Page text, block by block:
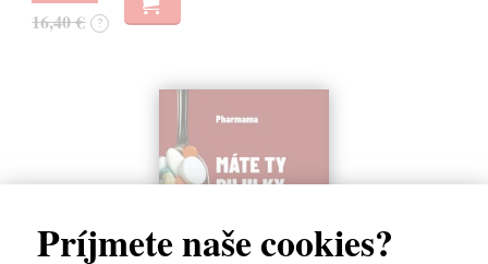
Príjmete naše cookies?
16,40 € ?